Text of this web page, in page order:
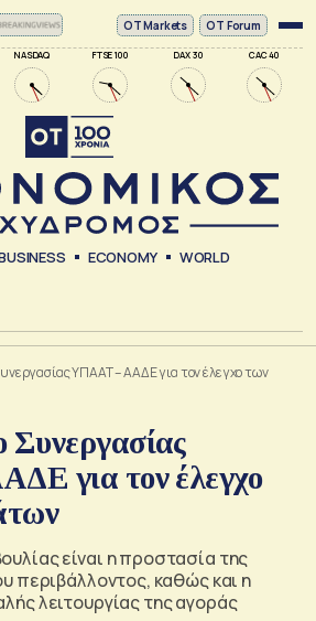
NASDAQ FTSE 100 DAX 30 CAC 40
ΟΤ Markets OT Forum
ECONOMY WORLD
ΥΠΑΑΤ – ΑΑΔΕ για τον έλεγχο των
για τον έλεγχο
είναι η προστασία της
περιβάλλοντος, καθώς και η
λειτουργίας της αγοράς